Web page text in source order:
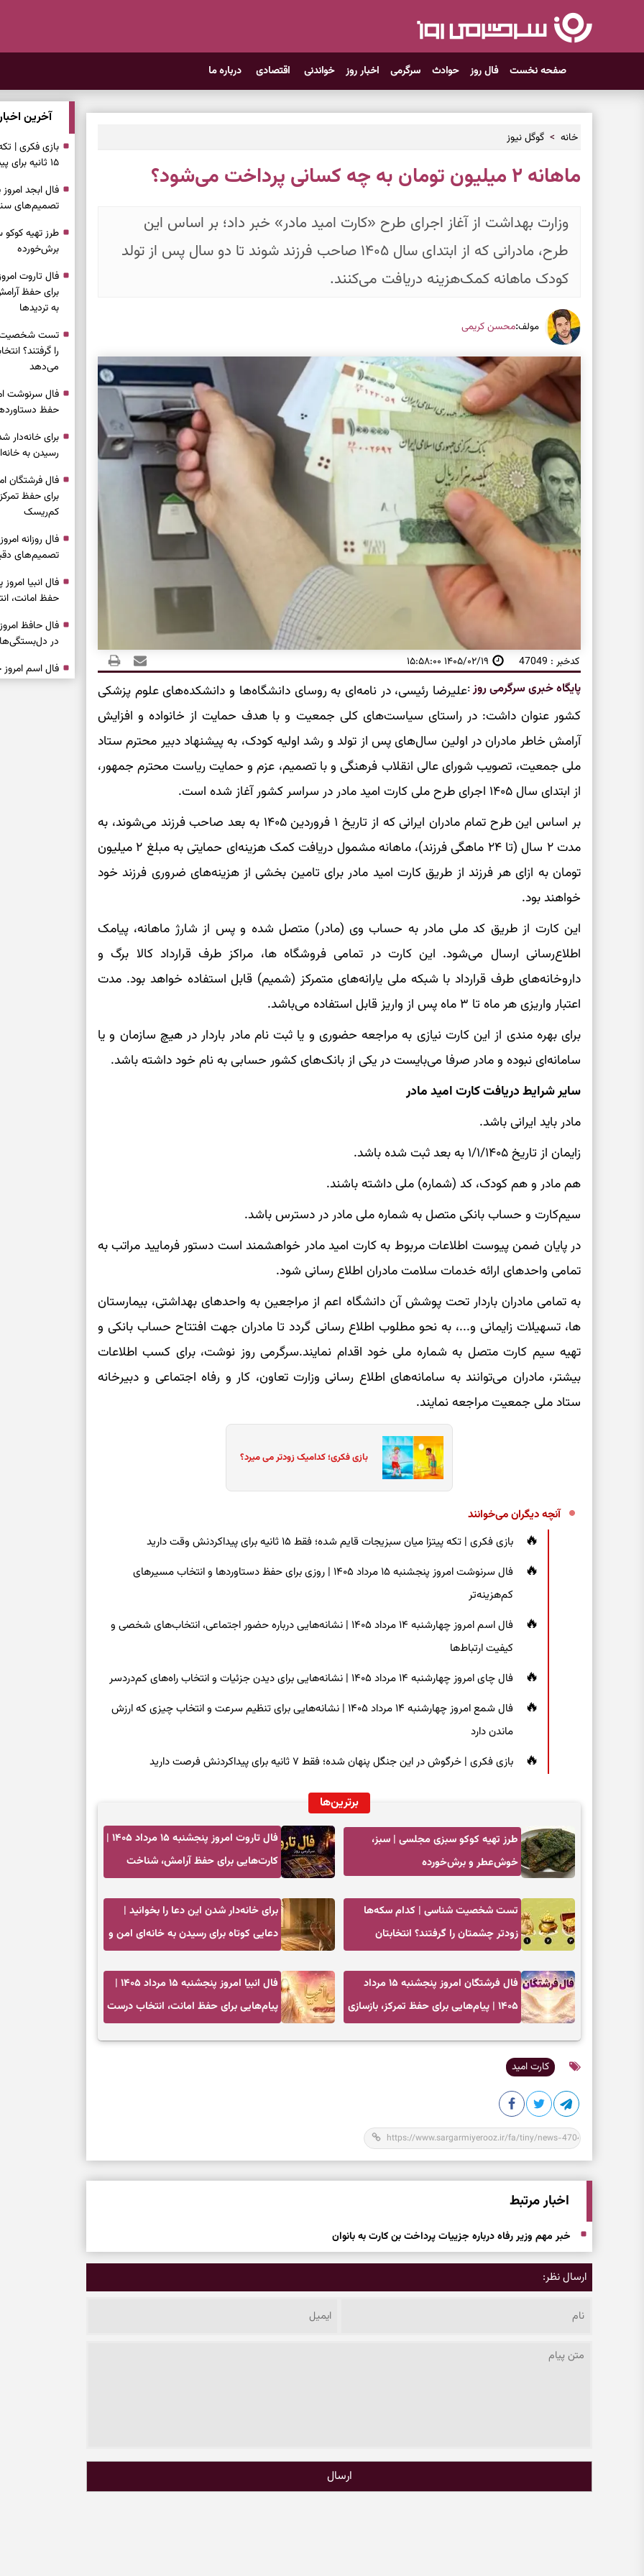
صفحه نخست فال روز حوادث سرگرمی اخبار روز خواندنی اقتصادی درباره ما
خانه گوگل نیوز
ماهانه ۲ میلیون تومان به چه کسانی پرداخت می‌شود؟
وزارت بهداشت از آغاز اجرای طرح «کارت امید مادر» خبر داد؛ بر اساس این
طرح، مادرانی که از ابتدای سال ۱۴۰۵ صاحب فرزند شوند تا دو سال پس از تولد
کودک ماهانه کمک‌هزینه دریافت می‌کنند.
مولف:محسن کریمی
کدخبر : 47049 ۱۴۰۵/۰۲/۱۹ ۱۵:۵۸:۰۰
پایگاه خبری سرگرمی روز:علیرضا رئیسی، در نامه‌ای به روسای دانشگاه‌ها و دانشکده‌های علوم پزشکی
کشور عنوان داشت: در راستای سیاست‌های کلی جمعیت و با هدف حمایت از خانواده و افزایش
آرامش خاطر مادران در اولین سال‌های پس از تولد و رشد اولیه کودک، به پیشنهاد دبیر محترم ستاد
ملی جمعیت، تصویب شورای عالی انقلاب فرهنگی و با تصمیم، عزم و حمایت ریاست محترم جمهور،
از ابتدای سال ۱۴۰۵ اجرای طرح ملی کارت امید مادر در سراسر کشور آغاز شده است.
بر اساس این طرح تمام مادران ایرانی که از تاریخ ۱ فروردین ۱۴۰۵ به بعد صاحب فرزند می‌شوند، به
مدت ۲ سال (تا ۲۴ ماهگی فرزند)، ماهانه مشمول دریافت کمک هزینه‌ای حمایتی به مبلغ ۲ میلیون
تومان به ازای هر فرزند از طریق کارت امید مادر برای تامین بخشی از هزینه‌های ضروری فرزند خود
خواهند بود.
این کارت از طریق کد ملی مادر به حساب وی (مادر) متصل شده و پس از شارژ ماهانه، پیامک
اطلاع‌رسانی ارسال می‌شود. این کارت در تمامی فروشگاه ها، مراکز طرف قرارداد کالا برگ و
داروخانه‌های طرف قرارداد با شبکه ملی یارانه‌های متمرکز (شمیم) قابل استفاده خواهد بود. مدت
اعتبار واریزی هر ماه تا ۳ ماه پس از واریز قابل استفاده می‌باشد.
برای بهره مندی از این کارت نیازی به مراجعه حضوری و یا ثبت نام مادر باردار در هیچ سازمان و یا
سامانه‌ای نبوده و مادر صرفا می‌بایست در یکی از بانک‌های کشور حسابی به نام خود داشته باشد.
سایر شرایط دریافت کارت امید مادر
مادر باید ایرانی باشد.
زایمان از تاریخ ۱‌/۱‌/۱۴۰۵ به بعد ثبت شده باشد.
هم مادر و هم کودک، کد (شماره) ملی داشته باشند.
سیم‌کارت و حساب بانکی متصل به شماره ملی مادر در دسترس باشد.
در پایان ضمن پیوست اطلاعات مربوط به کارت امید مادر خواهشمند است دستور فرمایید مراتب به
تمامی واحد‌های ارائه خدمات سلامت مادران اطلاع رسانی شود.
به تمامی مادران باردار تحت پوشش آن دانشگاه اعم از مراجعین به واحد‌های بهداشتی، بیمارستان
ها، تسهیلات زایمانی و...، به نحو مطلوب اطلاع رسانی گردد تا مادران جهت افتتاح حساب بانکی و
تهیه سیم کارت متصل به شماره ملی خود اقدام نمایند.سرگرمی روز نوشت، برای کسب اطلاعات
بیشتر، مادران می‌توانند به سامانه‌های اطلاع رسانی وزارت تعاون، کار و رفاه اجتماعی و دبیرخانه
ستاد ملی جمعیت مراجعه نمایند.
بازی فکری؛ کدامیک زودتر می میرد؟
آنچه دیگران می‌خوانند
بازی فکری | تکه پیتزا میان سبزیجات قایم شده؛ فقط ۱۵ ثانیه برای پیداکردنش وقت دارید
فال سرنوشت امروز پنجشنبه ۱۵ مرداد ۱۴۰۵ | روزی برای حفظ دستاوردها و انتخاب مسیرهای
کم‌هزینه‌تر
فال اسم امروز چهارشنبه ۱۴ مرداد ۱۴۰۵ | نشانه‌هایی درباره حضور اجتماعی، انتخاب‌های شخصی و
کیفیت ارتباط‌ها
فال چای امروز چهارشنبه ۱۴ مرداد ۱۴۰۵ | نشانه‌هایی برای دیدن جزئیات و انتخاب راه‌های کم‌دردسر
فال شمع امروز چهارشنبه ۱۴ مرداد ۱۴۰۵ | نشانه‌هایی برای تنظیم سرعت و انتخاب چیزی که ارزش
ماندن دارد
بازی فکری | خرگوش در این جنگل پنهان شده؛ فقط ۷ ثانیه برای پیداکردنش فرصت دارید
برترین‌ها
طرز تهیه کوکو سبزی مجلسی | سبز،
خوش‌عطر و برش‌خورده
فال تاروت امروز پنجشنبه ۱۵ مرداد ۱۴۰۵ |
کارت‌هایی برای حفظ آرامش، شناخت
فرصت واقعی و پایان‌دادن به تردیدها
تست شخصیت شناسی | کدام سکه‌ها
زودتر چشمتان را گرفتند؟ انتخابتان
باارزش‌ترین چیز زندگی‌تان را نشان می‌دهد
برای خانه‌دار شدن این دعا را بخوانید |
دعایی کوتاه برای رسیدن به خانه‌ای امن و
پربرکت
فال فرشتگان امروز پنجشنبه ۱۵ مرداد
۱۴۰۵ | پیام‌هایی برای حفظ تمرکز، بازسازی
اعتماد و انتخاب‌های کم‌ریسک
فال انبیا امروز پنجشنبه ۱۵ مرداد ۱۴۰۵ |
پیام‌هایی برای حفظ امانت، انتخاب درست
و آرام‌کردن دل
کارت امید
اخبار مرتبط
خبر مهم وزیر رفاه درباره جزییات پرداخت بن کارت به بانوان
ارسال نظر:
ارسال
آخرین
بازی فکری |
۱۵ ثانیه برای پیداکردنش وقت دارید
تصمیم‌های
طرز تهیه
برش‌خورده
برای حفظ
به تردیدها
تست شخصیت
را گرفتند؟
می‌دهد
حفظ
برای خانه‌دار
رسیدن به
برای حفظ
کم‌ریسک
تصمیم‌های
حفظ امانت،
در
درباره حضور